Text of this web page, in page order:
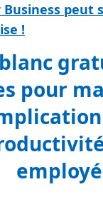
Business peut
!
pour